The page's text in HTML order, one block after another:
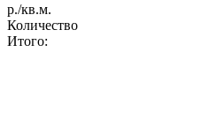
р./кв.м.
Количество
Итого: